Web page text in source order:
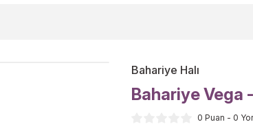
Bahariye Halı
Bahariye Vega
0 Puan - 0